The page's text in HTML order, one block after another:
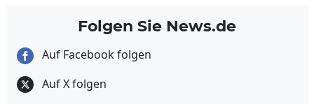
Folgen Sie News.de
Auf Facebook folgen
Auf X folgen